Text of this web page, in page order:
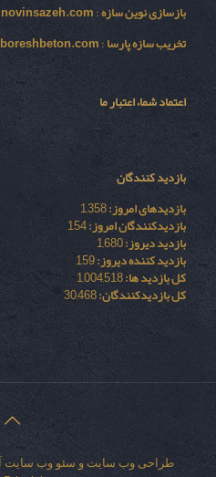
بازسازی نوين سازه:
novinsazeh.com
تخریب سازه پارسا:
boreshbeton.com
اعتماد شما، اعتبار ما
بازدید کنندگان
بازدیدهای امروز:1,358
بازدیدکنندگان امروز:154
بازدید دیروز:1,680
بازدید کننده دیروز:159
کل بازدید ها:1,004,518
کل بازدیدکنند‌گان:30,468
طراحی وب سایت و سئو وب سایت